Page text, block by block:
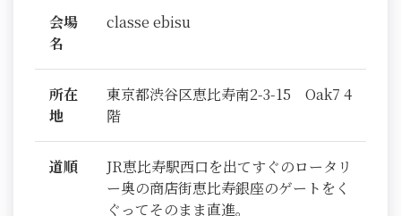
会場
名
classe ebisu
所在
地
東京都渋谷区恵比寿南2-3-15 Oak7 4
階
道順
JR恵比寿駅西口を出てすぐのロータリ
ー奥の商店街恵比寿銀座のゲートをく
ぐってそのまま直進。